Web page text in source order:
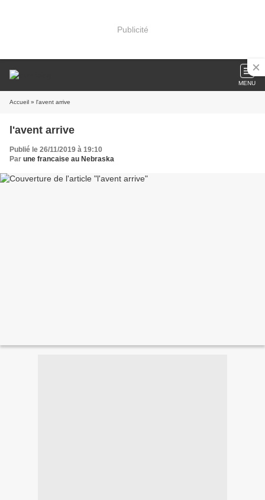
Publicité
MENU
Accueil » l'avent arrive
l'avent arrive
Publié le 26/11/2019 à 19:10
Par une francaise au Nebraska